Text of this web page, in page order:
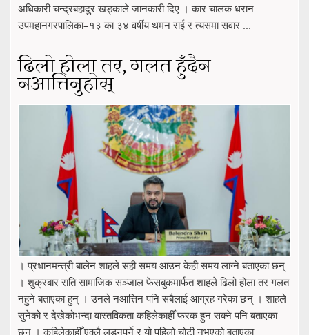
अधिकारी चन्द्रबहादुर खड्काले जानकारी दिए । कार चालक धरान
उपमहानगरपालिका–१३ का ३४ वर्षीय थमन राई र त्यसमा सवार ...
ढिलो होला तर, गलत हुँदैन
नआत्तिनुहोस्
। प्रधानमन्त्री बालेन शाहले सही समय आउन केही समय लाग्ने बताएका छन्
। शुक्रबार राति सामाजिक सञ्जाल फेसबुकमार्फत शाहले ढिलो होला तर गलत
नहुने बताएका हुन् । उनले नआत्तिन पनि सबैलाई आग्रह गरेका छन् । शाहले
सुनेको र देखेकोभन्दा वास्तविकता कहिलेकाहीँ फरक हुन सक्ने पनि बताएका
छन् । कहिलेकाहीँ एक्लै लड्नुपर्ने र यो पहिलो चोटी नभएको बताएका ...